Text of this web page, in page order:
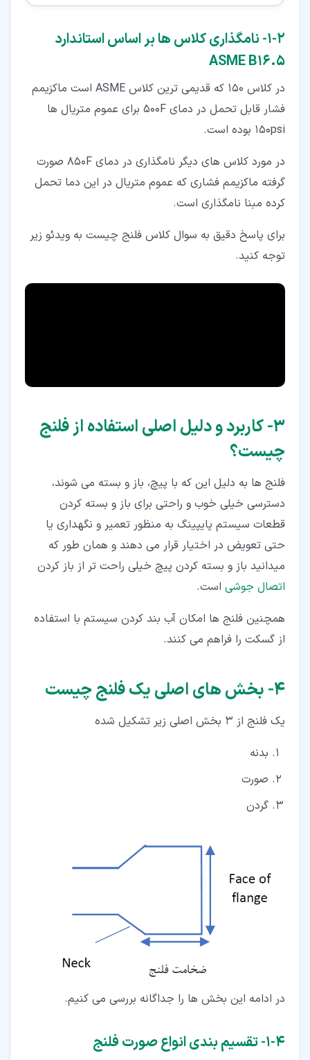
۲‏-‏۱‏- نامگذاری کلاس ها بر اساس استاندارد
ASME B16.5
در کلاس 150 که قدیمی ترین کلاس ASME است ماکزیمم
فشار قابل تحمل در دمای 500F برای عموم متریال ها
150psi بوده است.
در مورد کلاس های دیگر نامگذاری در دمای 850F صورت
گرفته ماکزیمم فشاری که عموم متریال در این دما تحمل
کرده مبنا نامگذاری است.
برای پاسخ دقیق به سوال کلاس فلنج چیست به ویدئو زیر
توجه کنید.
۳‏- کاربرد و دلیل اصلی استفاده از فلنج
چیست؟
فلنج ها به دلیل این که با پیچ، باز و بسته می شوند،
دسترسی خیلی خوب و راحتی برای باز و بسته کردن
قطعات سیستم پایپینگ به منظور تعمیر و نگهداری یا
حتی تعویض در اختیار قرار می دهند و همان طور که
میدانید باز و بسته کردن پیچ خیلی راحت تر از باز کردن
اتصال جوشی است.
همچنین فلنج ها امکان آب بند کردن سیستم با استفاده
از گسکت را فراهم می کنند.
۴‏- بخش های اصلی یک فلنج چیست
یک فلنج از 3 بخش اصلی زیر تشکیل شده
بدنه
صورت
گردن
در ادامه این بخش ها را جداگانه بررسی می کنیم.
۴‏-‏۱‏- تقسیم بندی انواع صورت فلنج